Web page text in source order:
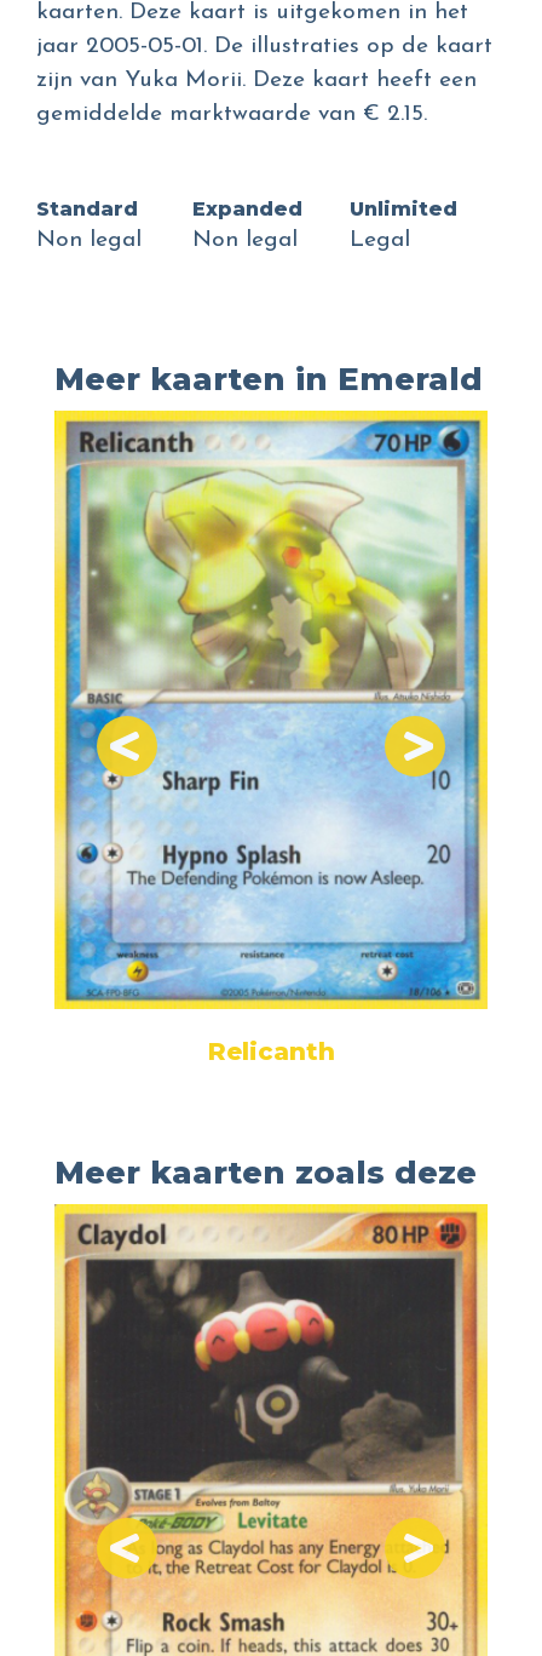
kaarten. Deze kaart is uitgekomen in het
jaar 2005-05-01. De illustraties op de kaart
zijn van Yuka Morii. Deze kaart heeft een
gemiddelde marktwaarde van € 2.15.
Standard
Non legal
Expanded
Non legal
Unlimited
Legal
Meer kaarten in Emerald
Relicanth
Meer kaarten zoals deze